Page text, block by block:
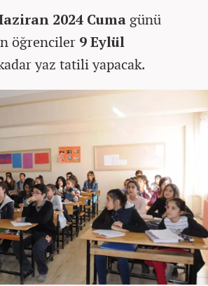
2024 Cuma günü
öğrenciler 9 Eylül
yaz tatili yapacak.